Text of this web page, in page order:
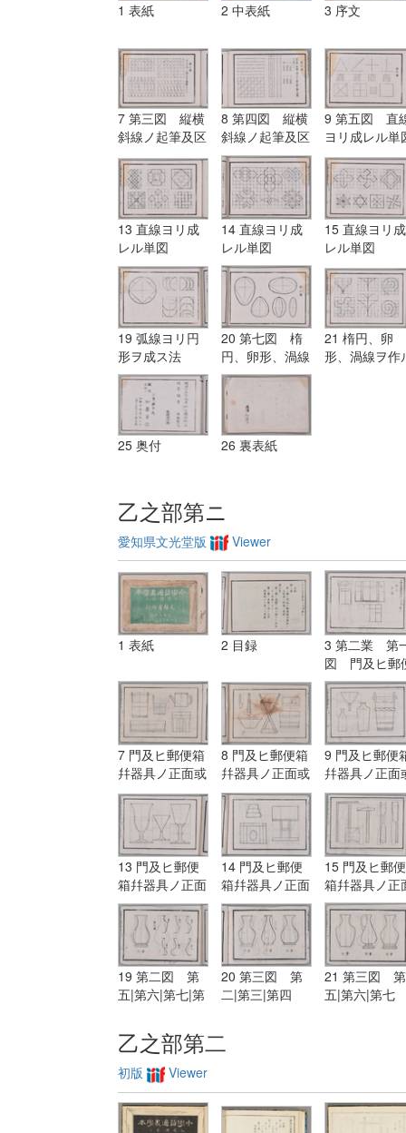
1 表紙 2 中表紙 3 序文
7 第三図 縦横
斜線ノ起筆及区
分点ノ式
8 第四図 縦横
斜線ノ起筆及区
分点ノ式
9 第五図 直
ヨリ成レル単
13 直線ヨリ成
レル単図
14 直線ヨリ成
レル単図
15 直線ヨリ成
レル単図
19 弧線ヨリ円
形ヲ成ス法
20 第七図 楕
円、卵形、渦線
ヲ作ル法
21 楕円、卵
形、渦線ヲ作
25 奥付 26 裏表紙
乙之部第ニ
愛知県文光堂版 Viewer
1 表紙 2 目録
3 第二業 第
図 門及ヒ郵
箱幷器具ノ正
或ハ側面ノ単
7 門及ヒ郵便箱
幷器具ノ正面或
ハ側面ノ単図
8 門及ヒ郵便箱
幷器具ノ正面或
ハ側面ノ単図
9 門及ヒ郵便
幷器具ノ正面
ハ側面ノ単図
13 門及ヒ郵便
箱幷器具ノ正面
或ハ側面ノ単図
14 門及ヒ郵便
箱幷器具ノ正面
或ハ側面ノ単図
15 門及ヒ郵便
箱幷器具ノ正
或ハ側面ノ単
19 第二図 第
五|第六|第七|第
三図 第一
20 第三図 第
二|第三|第四
21 第三図 第
五|第六|第七
乙之部第二
初版 Viewer